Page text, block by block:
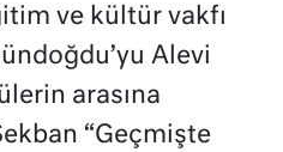
ve kültür vakfı
Alevi
arasına
“Geçmişte